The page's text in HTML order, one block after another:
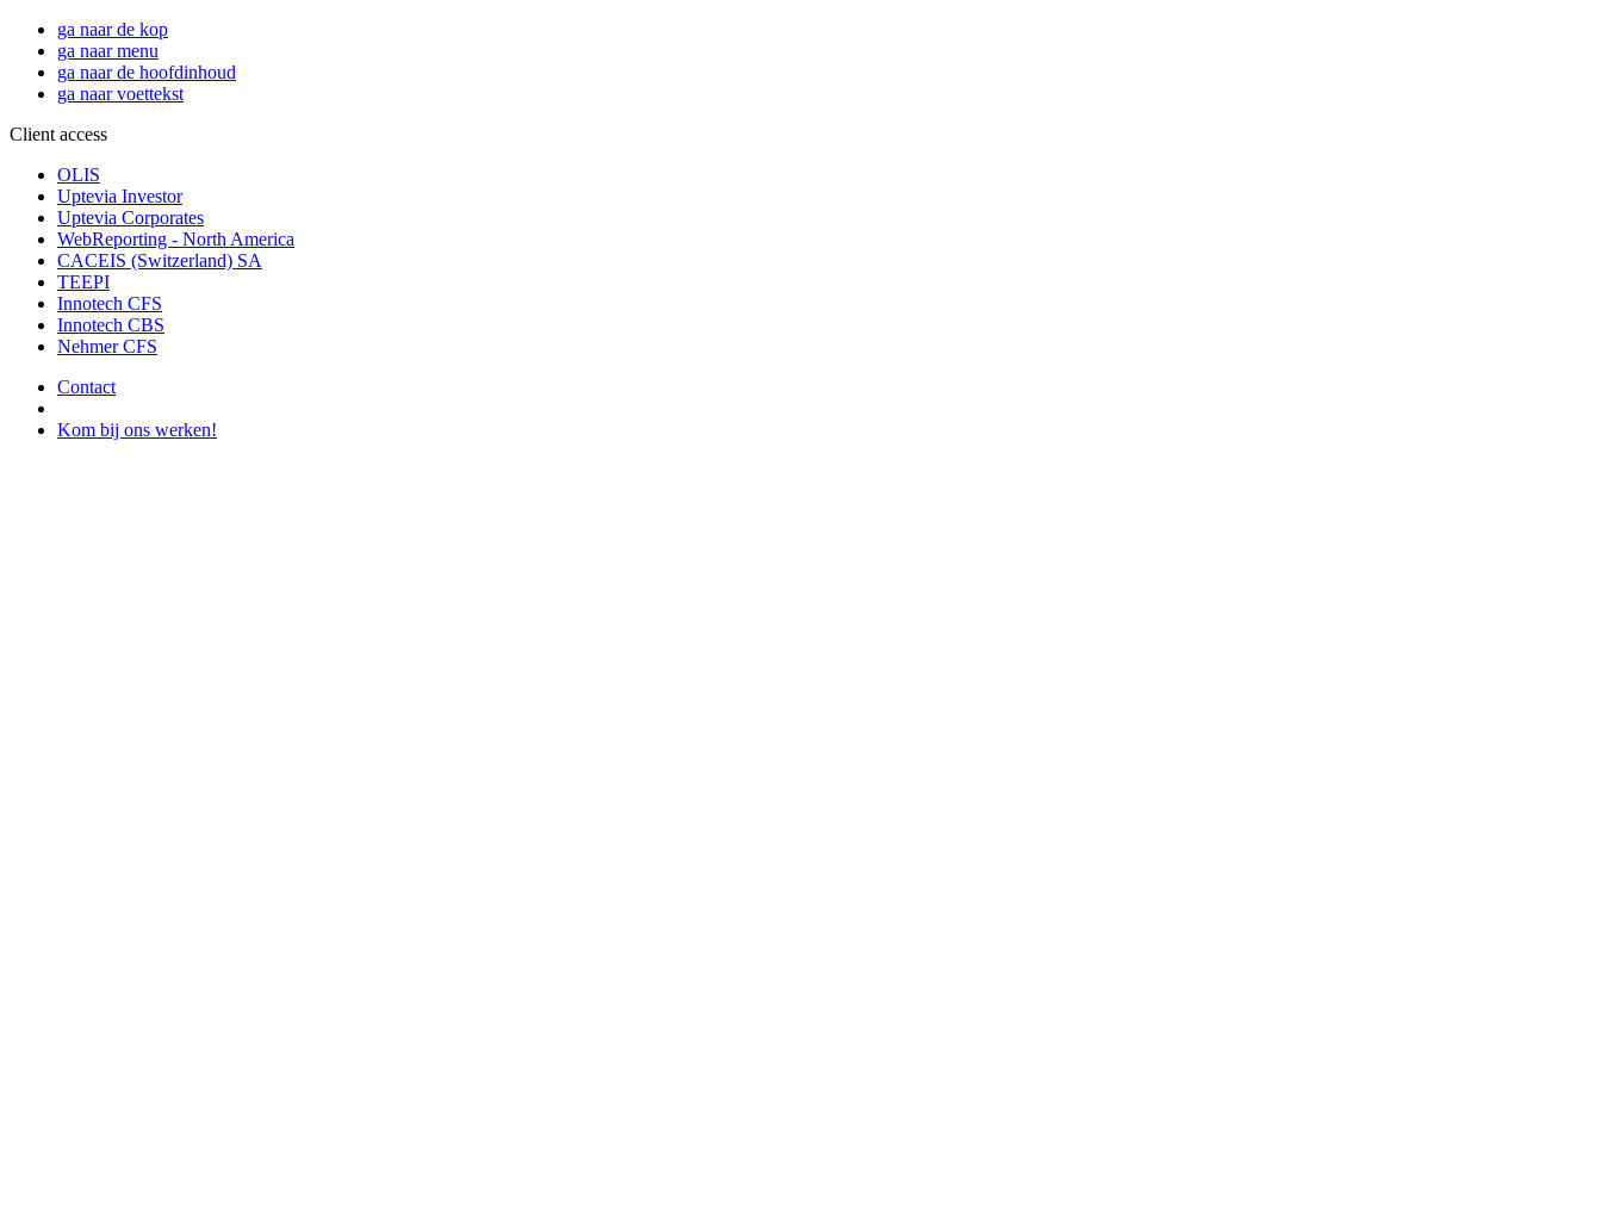
ga naar de kop
ga naar menu
ga naar de hoofdinhoud
ga naar voettekst
Client access
OLIS
Uptevia Investor
Uptevia Corporates
WebReporting - North America
CACEIS (Switzerland) SA
TEEPI
Innotech CFS
Innotech CBS
Nehmer CFS
Contact
Kom bij ons werken!